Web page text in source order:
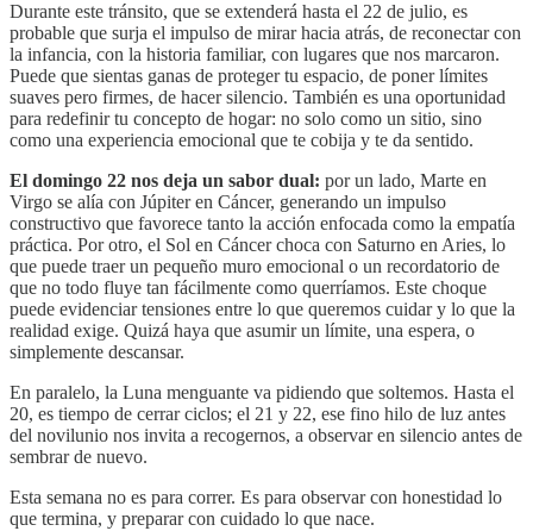
Durante este tránsito, que se extenderá hasta el 22 de julio, es
probable que surja el impulso de mirar hacia atrás, de reconectar con
la infancia, con la historia familiar, con lugares que nos marcaron.
Puede que sientas ganas de proteger tu espacio, de poner límites
suaves pero firmes, de hacer silencio. También es una oportunidad
para redefinir tu concepto de hogar: no solo como un sitio, sino
como una experiencia emocional que te cobija y te da sentido.
El domingo 22 nos deja un sabor dual: por un lado, Marte en
Virgo se alía con Júpiter en Cáncer, generando un impulso
constructivo que favorece tanto la acción enfocada como la empatía
práctica. Por otro, el Sol en Cáncer choca con Saturno en Aries, lo
que puede traer un pequeño muro emocional o un recordatorio de
que no todo fluye tan fácilmente como querríamos. Este choque
puede evidenciar tensiones entre lo que queremos cuidar y lo que la
realidad exige. Quizá haya que asumir un límite, una espera, o
simplemente descansar.
En paralelo, la Luna menguante va pidiendo que soltemos. Hasta el
20, es tiempo de cerrar ciclos; el 21 y 22, ese fino hilo de luz antes
del novilunio nos invita a recogernos, a observar en silencio antes de
sembrar de nuevo.
Esta semana no es para correr. Es para observar con honestidad lo
que termina, y preparar con cuidado lo que nace.